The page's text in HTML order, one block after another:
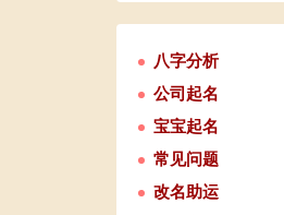
八字分析
公司起名
宝宝起名
常见问题
改名助运